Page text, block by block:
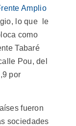
Amplio
lo que le
como
Tabaré
Pou, del
por
fueron
sociedades